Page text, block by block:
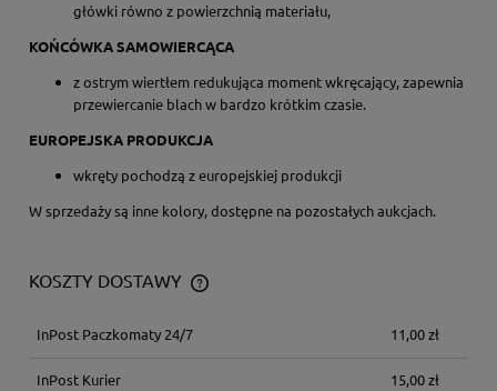
główki równo z powierzchnią materiału,
KOŃCÓWKA SAMOWIERCĄCA
z ostrym wiertłem redukująca moment wkręcający, zapewnia
przewiercanie blach w bardzo krótkim czasie.
EUROPEJSKA PRODUKCJA
wkręty pochodzą z europejskiej produkcji
W sprzedaży są inne kolory, dostępne na pozostałych aukcjach.
KOSZTY DOSTAWY
CENA NIE ZAWIERA EWENTUALNYCH KOSZTÓW PŁATNOŚCI
InPost Paczkomaty 24/7 11,00 zł
InPost Kurier 15,00 zł